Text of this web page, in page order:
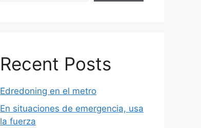
Recent Posts
Edredoning en el metro
En situaciones de emergencia, usa
la fuerza